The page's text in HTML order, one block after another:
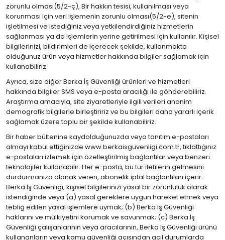
zorunlu olması(5/2-ç), Bir hakkın tesisi, kullanılması veya
korunması için veri işlemenin zorunlu olması(5/2-e), sitenin
işletilmesi ve istediğiniz veya yetkilendirdiğiniz hizmetlerin
sağlanması ya da işlemlerin yerine getirilmesi için kullanılır. Kişisel
bilgilerinizi, bildirimleri de içerecek şekilde, kullanmakta
olduğunuz ürün veya hizmetler hakkında bilgiler sağlamak için
kullanabiliriz.
Ayrıca, size diğer Berka İş Güvenliği ürünleri ve hizmetleri
hakkında bilgiler SMS veya e-posta aracılığı ile gönderebiliriz.
Araştırma amacıyla, site ziyaretleriyle ilgili verileri anonim
demografik bilgilerle birleştiririz ve bu bilgileri daha yararlı içerik
sağlamak üzere toplu bir şekilde kullanabiliriz.
Bir haber bültenine kaydolduğunuzda veya tanıtım e-postaları
almayı kabul ettiğinizde www.berkaisguvenligi.com.tr, tıklattığınız
e-postaları izlemek için özelleştirilmiş bağlantılar veya benzeri
teknolojiler kullanabilir. Her e-posta, bu tür iletilerin gelmesini
durdurmanıza olanak veren, abonelik iptal bağlantıları içerir.
Berka İş Güvenliği, kişisel bilgilerinizi yasal bir zorunluluk olarak
istendiğinde veya (a) yasal gereklere uygun hareket etmek veya
tebliğ edilen yasal işlemlere uymak; (b) Berka İş Güvenliği
haklarını ve mülkiyetini korumak ve savunmak; (c) Berka İş
Güvenliği çalışanlarının veya aracılarının, Berka İş Güvenliği ürünü
kullananların veya kamu güvenliği açısından acil durumlarda